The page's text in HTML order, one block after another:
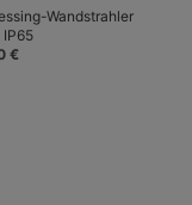
Wandstrahler
€